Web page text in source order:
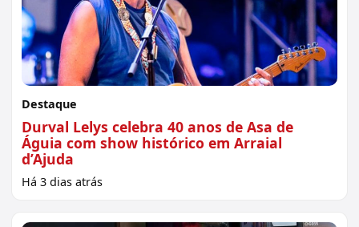
Destaque
Durval Lelys celebra 40 anos de Asa de
Águia com show histórico em Arraial
d’Ajuda
Há 3 dias atrás